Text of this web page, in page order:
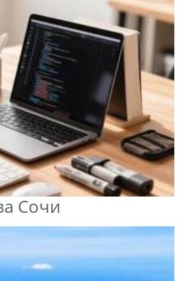
Сочи